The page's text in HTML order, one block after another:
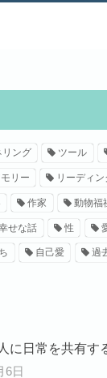
リング ツール
リー リーディン
作家 動物福
せな話 性
自己愛 過
に日常を共有す
6日